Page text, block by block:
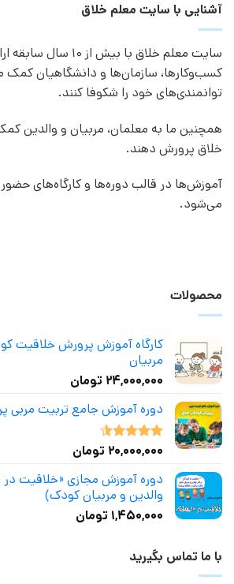
آشنایی با سایت معلم خلاق
سایت معلم خلاق با بیش
کسب‌وکارها، سازمان‌ها و دانشگاهیان کمک
توانمندی‌های خود را شکوفا کنند.
همچنین ما به معلمان، مربیان و والدین
خلاق پرورش دهند.
آموزش‌ها در قالب دوره‌ها و کارگاه‌های
می‌شود.
محصولات
کارگاه آموزش پرورش خلاقیت
مربیان
۲۴,۰۰۰,۰۰۰ تومان
دوره آموزش جامع تربیت مربی
نمره4.50
۲۰,۰۰۰,۰۰۰ تومان
والدین و مربیان کودک)
۱,۴۵۰,۰۰۰ تومان
با ما تماس بگیرید